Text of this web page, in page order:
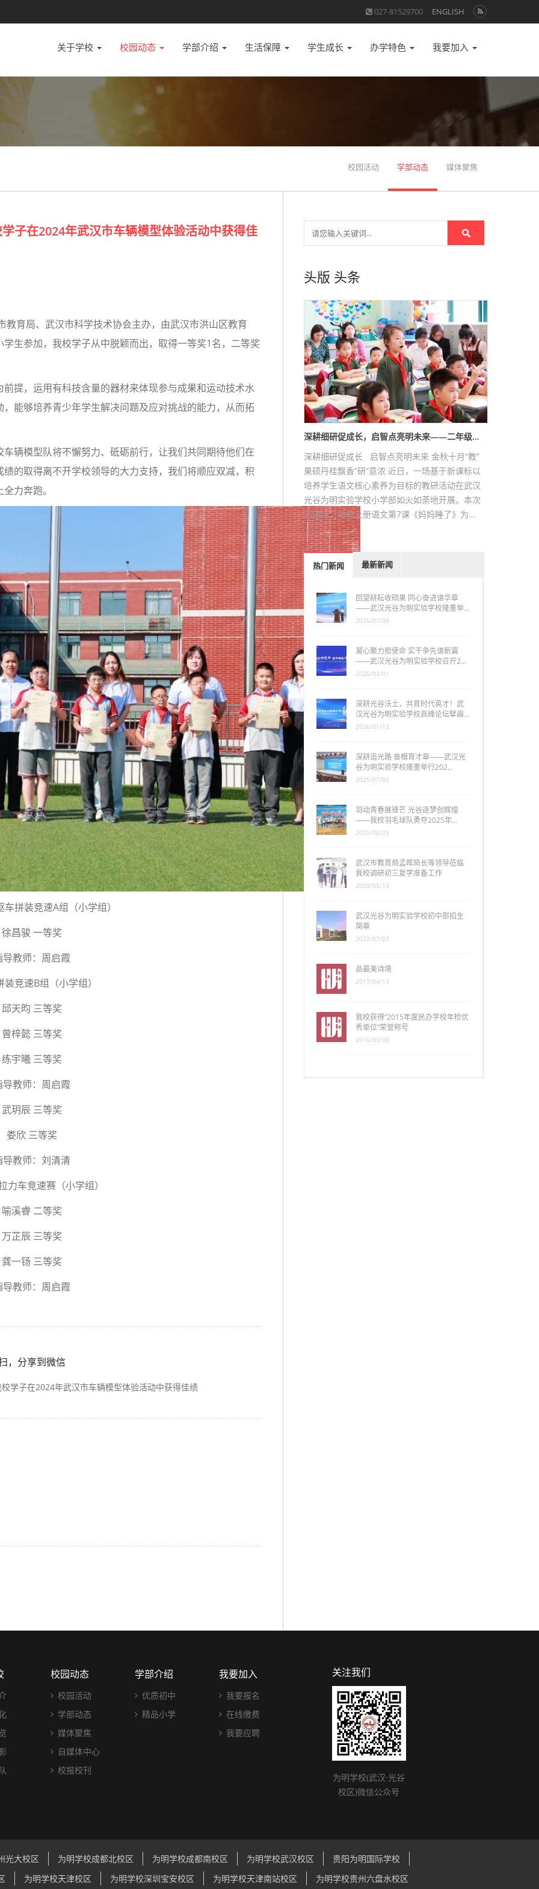
027-81529700 ENGLISH
关于学校 校园动态 学部介绍 生活保障 学生成长 办学特色 我要加入
校园活动 学部动态 媒体聚焦
子在2024年武汉市车辆模型体验活动中获得佳
育局、武汉市科学技术协会主办，由武汉市洪山区教育
生参加，我校学子从中脱颖而出，取得一等奖1名，二等奖
提，运用有科技含量的器材来体现参与成果和运动技术水
能够培养青少年学生解决问题及应对挑战的能力，从而拓
辆模型队将不懈努力、砥砺前行，让我们共同期待他们在
的取得离不开学校领导的大力支持，我们将顺应双减，积
力奔跑。
拼装竞速A组（小学组）
徐昌骏 一等奖
导教师：周启霞
竞速B组（小学组）
邱天昀 三等奖
曾梓懿 三等奖
练宇曦 三等奖
导教师：周启霞
武玥辰 三等奖
娄欣 三等奖
导教师：刘清清
力车竞速赛（小学组）
喻溪睿 二等奖
万芷辰 三等奖
龚一钖 三等奖
导教师：周启霞
，分享到微信
头版 头条
深耕细研促成长，启智点亮明未来——二年级…
深耕细研促成长 启智点亮明未来 金秋十月“教”
果硕丹桂飘香“研”意浓 近日，一场基于新课标以
培养学生语文核心素养为目标的教研活动在武汉
光谷为明实验学校小学部如火如荼地开展。本次
活动以二年级上册语文第7课《妈妈睡了》为…
热门新闻 最新新闻
回望耕耘收硕果 同心奋进谱华章
——武汉光谷为明实验学校隆重举…
2026/07/08
凝心聚力担使命 实干争先谱新篇
——武汉光谷为明实验学校召开2…
2026/03/01
深耕光谷沃土，共育时代英才！武
汉光谷为明实验学校高峰论坛擘画…
2026/01/12
深耕追光路 奋楫育才章——武汉光
谷为明实验学校隆重举行202…
2025/07/05
羽动青春展锋芒 光谷逐梦创辉煌
——我校羽毛球队勇夺2025年…
2025/06/25
武汉市教育局孟晖局长等领导莅临
我校调研初三复学准备工作
2020/05/13
武汉光谷为明实验学校初中部招生
简章
2022/07/02
品最美诗境
2017/04/13
我校获得“2015年度民办学校年检优
秀单位”荣誉称号
2016/03/30
校园动态
校园活动
学部动态
媒体聚焦
自媒体中心
校报校刊
学部介绍
优质初中
精品小学
我要加入
我要报名
在线缴费
我要应聘
关注我们
为明学校(武汉·光谷
校区)微信公众号
光大校区 为明学校成都北校区 为明学校成都南校区 为明学校武汉校区
贵阳为明国际学校
为明学校天津校区 为明学校深圳宝安校区 为明学校天津南站校区 为明学校贵州六盘水校区